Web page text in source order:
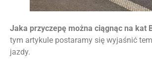
Jaka przyczepę można ciągnąc na kat
tym artykule postaramy się wyjaśnić
jazdy.